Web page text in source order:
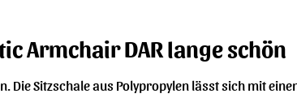
Armchair DAR lange schön
Die Sitzschale aus Polypropylen lässt sich mit